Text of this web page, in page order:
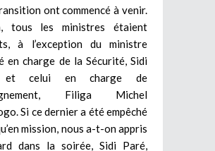
ont commencé à venir.
tous les ministres étaient
à l’exception du ministre
en charge de la Sécurité, Sidi
et celui en charge de
Filiga Michel
Si ce dernier a été empêché
mission, nous a-t-on appris
dans la soirée, Sidi Paré,